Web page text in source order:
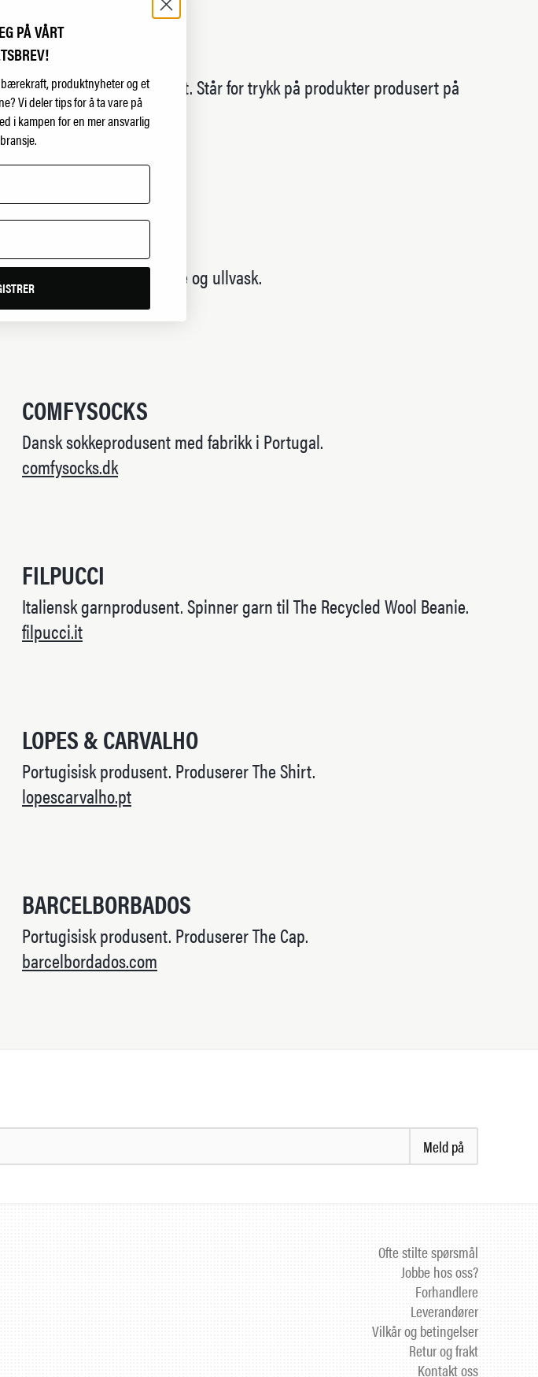
LAUREMA
Litauensk trykkprodusent. Står for trykk på produkter produsert på
Utenos.
laurema.lt
Leverandør av sitronsåpe og ullvask.
paastell.no
COMFYSOCKS
Dansk sokkeprodusent med fabrikk i Portugal.
comfysocks.dk
FILPUCCI
Italiensk garnprodusent. Spinner garn til The Recycled Wool Beanie.
filpucci.it
LOPES & CARVALHO
Portugisisk produsent. Produserer The Shirt.
lopescarvalho.pt
BARCELBORBADOS
Portugisisk produsent. Produserer The Cap.
barcelbordados.com
Meld på
Ofte stilte spørsmål
Jobbe hos oss?
Forhandlere
Leverandører
Vilkår og betingelser
Retur og frakt
Kontakt oss
PÅ VÅRT
produktnyheter og et
Vi deler tips for å ta vare på
i kampen for en mer ansvarlig